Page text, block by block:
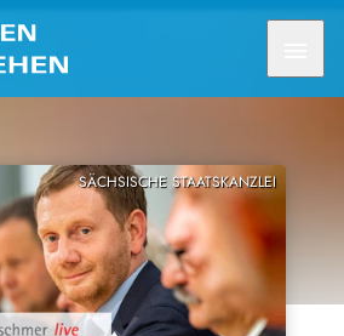
SÄCHSISCHE STAATSKANZLEI